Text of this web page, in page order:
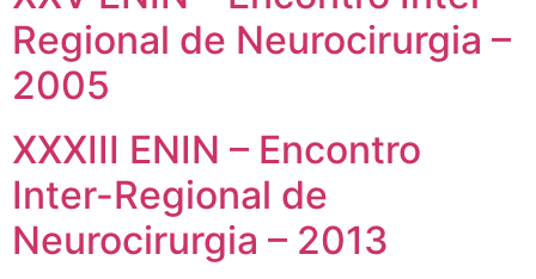
Regional de Neurocirurgia –
2005
XXXIII ENIN – Encontro
Inter-Regional de
Neurocirurgia – 2013